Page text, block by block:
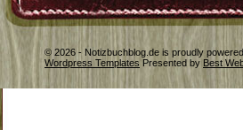
© 2026 - Notizbuchblog.de is proudly
Wordpress Templates Presented by Best